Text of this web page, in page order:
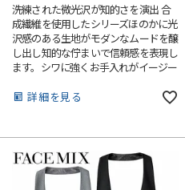
洗練された微光沢が知的さを演出 合
成繊維を使用したシリーズほのかに光
沢感のある生地がモダンなムードを醸
し出し知的な佇まいで信頼感を表現し
ます。シワに強くお手入れがイージー
詳細を見る